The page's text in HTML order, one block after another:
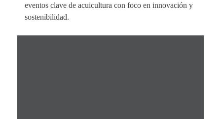
eventos clave de acuicultura con foco en innovación y
sostenibilidad.